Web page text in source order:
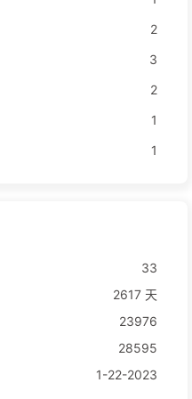
2
3
2
1
1
33
2617 天
23976
28595
1-22-2023